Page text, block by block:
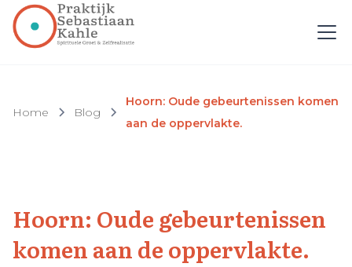
Home Blog
Hoorn: Oude gebeurtenissen komen
aan de oppervlakte.
Hoorn: Oude gebeurtenissen
komen aan de oppervlakte.